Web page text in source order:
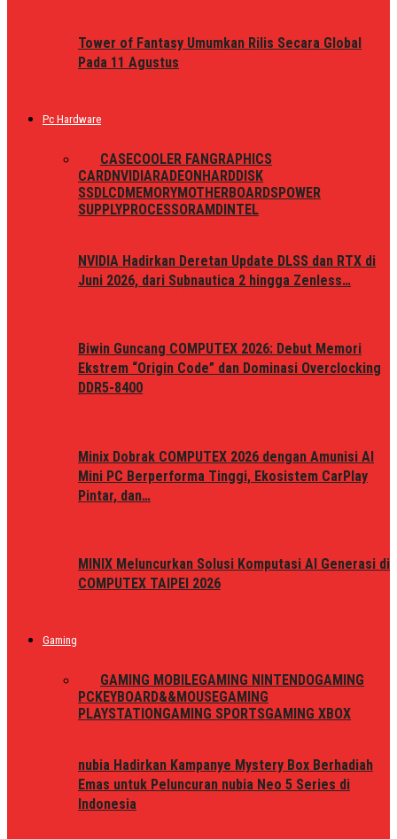
Tower of Fantasy Umumkan Rilis Secara Global
Pada 11 Agustus
Pc Hardware
CASECOOLER FAN GRAPHICS
CARDNVIDIARADEON HARDDISK
SSDLCDMEMORYMOTHERBOARDSPOWER
SUPPLYPROCESSORAMD INTEL
NVIDIA Hadirkan Deretan Update DLSS dan RTX di
Juni 2026, dari Subnautica 2 hingga Zenless…
Biwin Guncang COMPUTEX 2026: Debut Memori
Ekstrem “Origin Code” dan Dominasi Overclocking
DDR5-8400
Minix Dobrak COMPUTEX 2026 dengan Amunisi AI
Mini PC Berperforma Tinggi, Ekosistem CarPlay
Pintar, dan…
MINIX Meluncurkan Solusi Komputasi AI Generasi di
COMPUTEX TAIPEI 2026
Gaming
GAMING MOBILEGAMING NINTENDOGAMING
PCKEYBOARD&&MOUSEGAMING
PLAYSTATIONGAMING SPORTSGAMING XBOX
nubia Hadirkan Kampanye Mystery Box Berhadiah
Emas untuk Peluncuran nubia Neo 5 Series di
Indonesia